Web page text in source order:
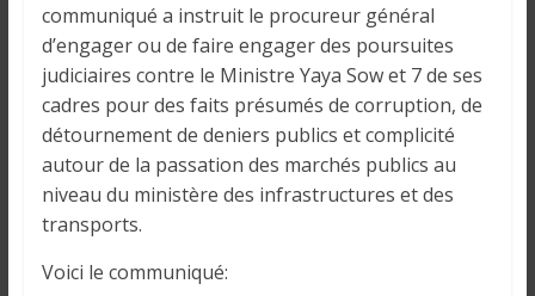
communiqué a instruit le procureur général
d’engager ou de faire engager des poursuites
judiciaires contre le Ministre Yaya Sow et 7 de ses
cadres pour des faits présumés de corruption, de
détournement de deniers publics et complicité
autour de la passation des marchés publics au
niveau du ministère des infrastructures et des
transports.
Voici le communiqué: